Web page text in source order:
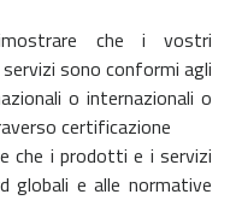
che i vostri
sono conformi agli
o internazionali o
certificazione
che i prodotti e i servizi
globali e alle normative